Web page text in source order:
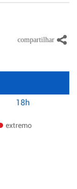
18h
extremo